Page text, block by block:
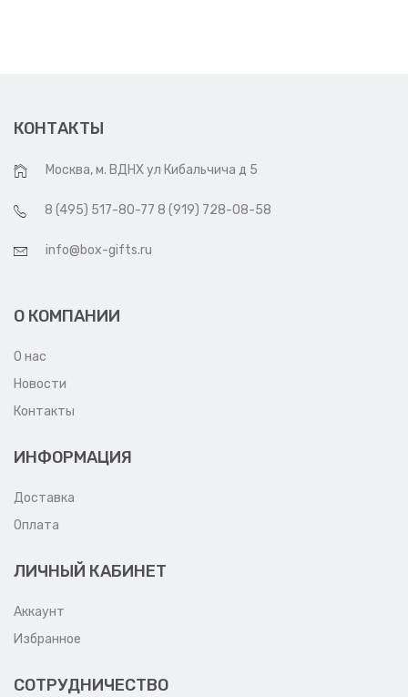
КОНТАКТЫ
Москва, м. ВДНХ ул Кибальчича д 5
8 (495) 517-80-77 8 (919) 728-08-58
info@box-gifts.ru
О КОМПАНИИ
О нас
Новости
Контакты
ИНФОРМАЦИЯ
Доставка
Оплата
ЛИЧНЫЙ КАБИНЕТ
Аккаунт
Избранное
СОТРУДНИЧЕСТВО